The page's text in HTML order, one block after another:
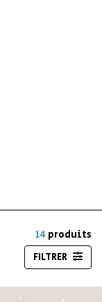
14 produits
FILTRER